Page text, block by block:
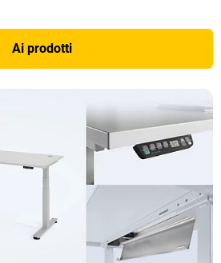
Ai prodotti